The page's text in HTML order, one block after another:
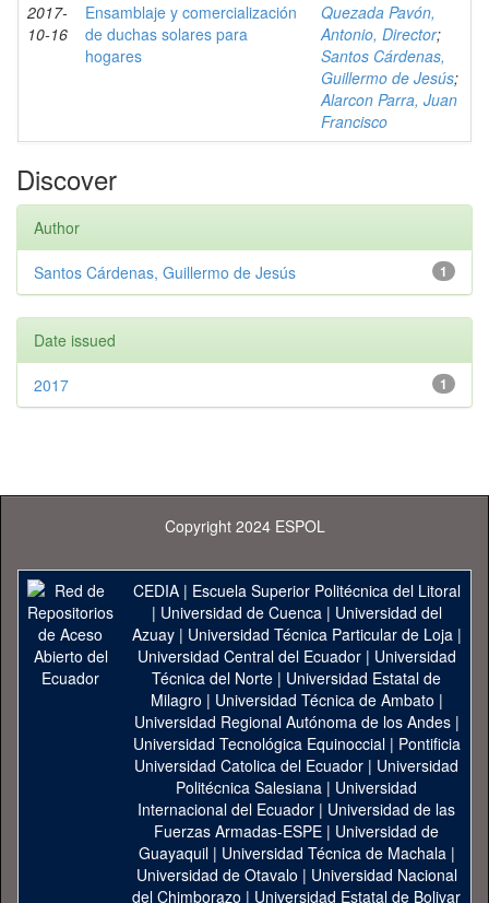
2017-
10-16
Ensamblaje y comercialización
de duchas solares para
hogares
Quezada Pavón,
Antonio, Director;
Santos Cárdenas,
Guillermo de Jesús;
Alarcon Parra, Juan
Francisco
Discover
Author
1
Santos Cárdenas, Guillermo de Jesús
Date issued
1
2017
Copyright 2024 ESPOL
CEDIA| Escuela Superior Politécnica del Litoral
| Universidad de Cuenca| Universidad del
Azuay| Universidad Técnica Particular de Loja|
Universidad Central del Ecuador| Universidad
Técnica del Norte | Universidad Estatal de
Milagro | Universidad Técnica de Ambato |
Universidad Regional Autónoma de los Andes|
Universidad Tecnológica Equinoccial| Pontificia
Universidad Catolica del Ecuador | Universidad
Politécnica Salesiana | Universidad
Internacional del Ecuador | Universidad de las
Fuerzas Armadas-ESPE | Universidad de
Guayaquil| Universidad Técnica de Machala|
Universidad de Otavalo | Universidad Nacional
del Chimborazo | Universidad Estatal de Bolivar